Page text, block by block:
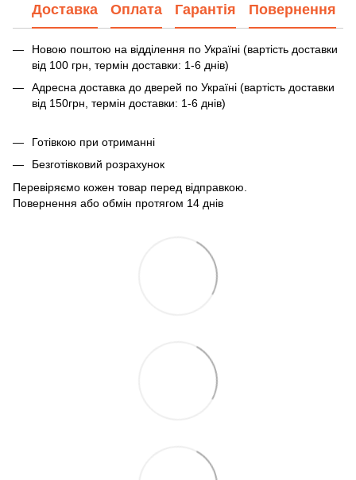
Доставка Оплата Гарантія Повернення
Новою поштою на відділення по Україні (вартість доставки
від 100 грн, термін доставки: 1-6 днів)
Адресна доставка до дверей по Україні (вартість доставки
від 150грн, термін доставки: 1-6 днів)
Готівкою при отриманні
Безготівковий розрахунок
Перевіряємо кожен товар перед відправкою.
Повернення або обмін протягом 14 днів